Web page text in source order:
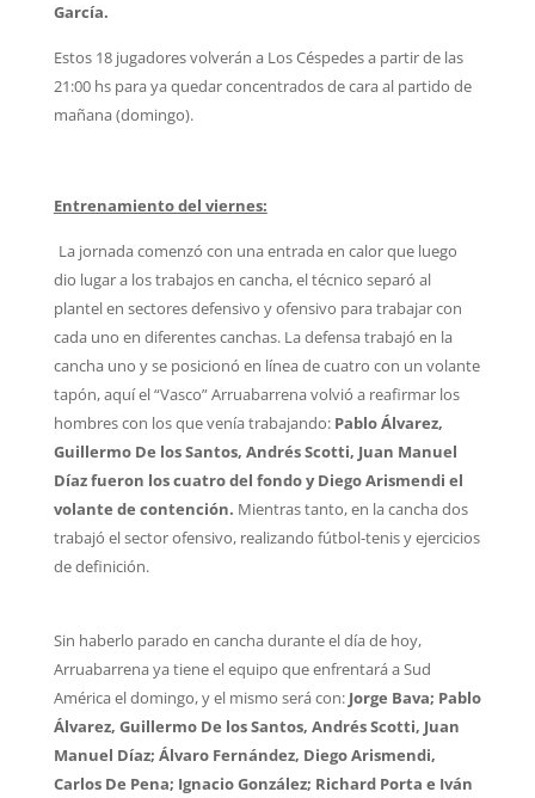
García.
Estos 18 jugadores volverán a Los Céspedes a partir de las
21:00 hs para ya quedar concentrados de cara al partido de
mañana (domingo).
Entrenamiento del viernes:
La jornada comenzó con una entrada en calor que luego
dio lugar a los trabajos en cancha, el técnico separó al
plantel en sectores defensivo y ofensivo para trabajar con
cada uno en diferentes canchas. La defensa trabajó en la
cancha uno y se posicionó en línea de cuatro con un volante
tapón, aquí el “Vasco” Arruabarrena volvió a reafirmar los
hombres con los que venía trabajando: Pablo Álvarez,
Guillermo De los Santos, Andrés Scotti, Juan Manuel
Díaz fueron los cuatro del fondo y Diego Arismendi el
volante de contención. Mientras tanto, en la cancha dos
trabajó el sector ofensivo, realizando fútbol-tenis y ejercicios
de definición.
Sin haberlo parado en cancha durante el día de hoy,
Arruabarrena ya tiene el equipo que enfrentará a Sud
América el domingo, y el mismo será con: Jorge Bava; Pablo
Álvarez, Guillermo De los Santos, Andrés Scotti, Juan
Manuel Díaz; Álvaro Fernández, Diego Arismendi,
Carlos De Pena; Ignacio González; Richard Porta e Iván